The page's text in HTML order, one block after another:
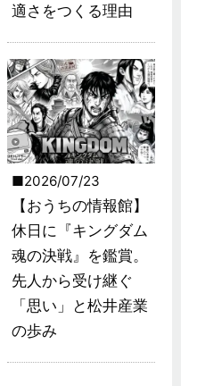
適さをつくる理由
2026/07/23
【おうちの情報館】
休日に『キングダム
魂の決戦』を鑑賞。
先人から受け継ぐ
「思い」と松井産業
の歩み